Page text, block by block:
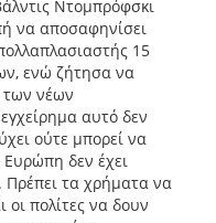
Ντομπρόφσκι
να αποσαφηνίσει
15
ενώ ζήτησα να
των νέων
αυτό δεν
ούτε μπορεί να
Ευρώπη δεν έχει
Πρέπει τα χρήματα να
οι πολίτες να δουν